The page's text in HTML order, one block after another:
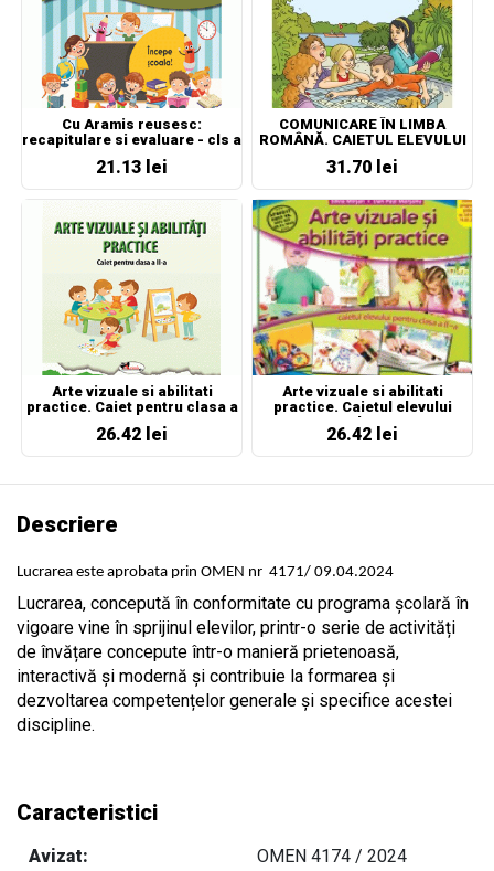
Cu Aramis reusesc:
recapitulare si evaluare - cls a
21.13 lei
COMUNICARE ÎN LIMBA
ROMÂNĂ. CAIETUL ELEVULUI
31.70 lei
Arte vizuale si abilitati
practice. Caiet pentru clasa a
26.42 lei
Arte vizuale si abilitati
practice. Caietul elevului
pentru clasa a II-a
26.42 lei
Descriere
Lucrarea este aprobata prin OMEN nr 4171/ 09.04.2024
Lucrarea, concepută în conformitate cu programa şcolară în
vigoare vine în sprijinul elevilor, printr-o serie de activități
de învățare concepute într-o manieră prietenoasă,
interactivă și modernă și contribuie la formarea și
dezvoltarea competențelor generale și specifice acestei
discipline.
Caracteristici
Avizat: OMEN 4174 / 2024